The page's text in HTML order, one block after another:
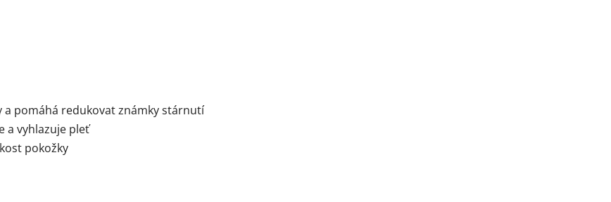
pomáhá redukovat známky stárnutí
a vyhlazuje pleť
pokožky